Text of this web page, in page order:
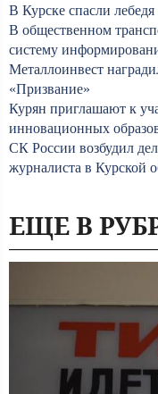
В Курске спасли
В общественном
систему
Металлоинвест
«Призвание»
Курян приглашают к
инновационных
СК России возбудил
журналиста в Курской
ЕЩЕ В